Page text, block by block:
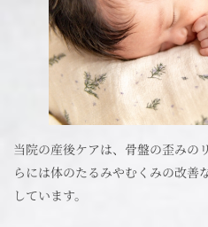
当院の産後ケアは、骨盤の歪みの
らには体のたるみやむくみの改善
しています。